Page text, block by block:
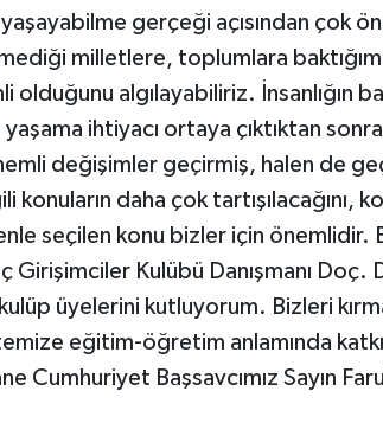
gerçeği açısından çok
milletlere, toplumlara
olduğunu algılayabiliriz. İnsanlığın
ihtiyacı ortaya çıktıktan
değişimler geçirmiş, halen de
konuların daha çok tartışılacağını,
seçilen konu bizler için önemlidir.
Girişimciler Kulübü Danışmanı Doç.
üyelerini kutluyorum. Bizleri
eğitim-öğretim anlamında
Cumhuriyet Başsavcımız Sayın